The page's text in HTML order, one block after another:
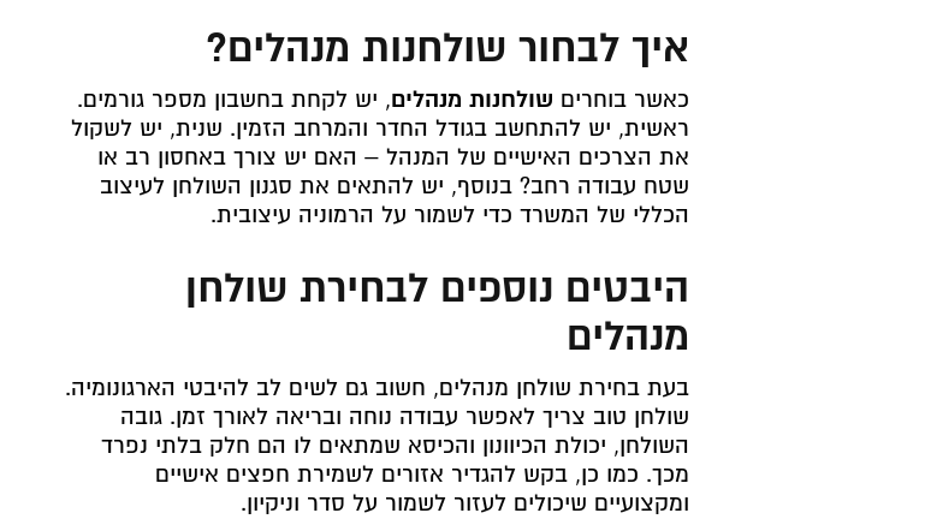
איך לבחור שולחנות מנהלים?
כאשר בוחרים שולחנות מנהלים, יש לקחת בחשבון מספר גורמים.
ראשית, יש להתחשב בגודל החדר והמרחב הזמין. שנית, יש לשקול
את הצרכים האישיים של המנהל – האם יש צורך באחסון רב או
שטח עבודה רחב? בנוסף, יש להתאים את סגנון השולחן לעיצוב
הכללי של המשרד כדי לשמור על הרמוניה עיצובית.
היבטים נוספים לבחירת שולחן
מנהלים
בעת בחירת שולחן מנהלים, חשוב גם לשים לב להיבטי הארגונומיה.
שולחן טוב צריך לאפשר עבודה נוחה ובריאה לאורך זמן. גובה
השולחן, יכולת הכיוונון והכיסא שמתאים לו הם חלק בלתי נפרד
מכך. כמו כן, בקש להגדיר אזורים לשמירת חפצים אישיים
ומקצועיים שיכולים לעזור לשמור על סדר וניקיון.